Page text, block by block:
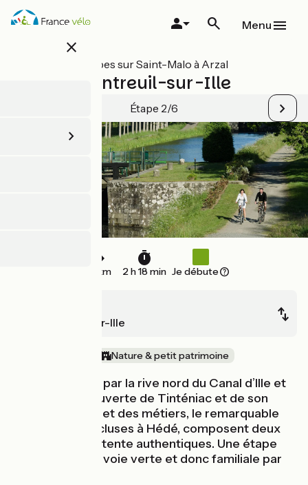
Aller
au
close
Menu
Toutes les étapes sur Saint-Malo à Arzal
Evran / Montreuil-sur-Ille
Étape 2/6
35 km 2 h 18 min Je débute
Montreuil-sur-Ille
Nature & petit patrimoine
On quitte Evran par la rive nord du Canal d’Ille et
Rance. La découverte de Tinténiac et de son
musée de l’outil et des métiers, le remarquable
site des onze écluses à Hédé, composent deux
moments de détente authentiques. Une étape
entièrement en voie verte et donc familiale par